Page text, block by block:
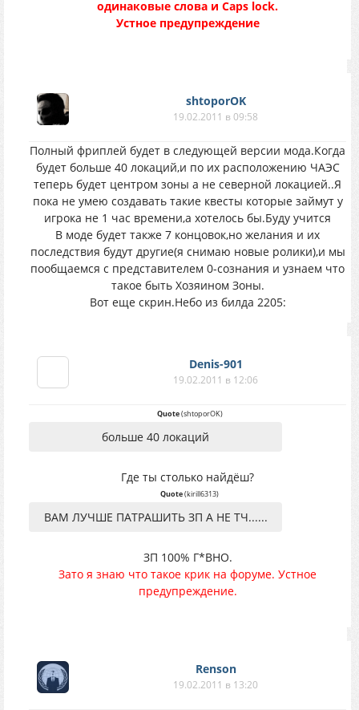
одинаковые слова и Caps lock.
Устное предупреждение
shtoporOK
19.02.2011 в 09:58
Полный фриплей будет в следующей версии мода.Когда
будет больше 40 локаций,и по их расположению ЧАЭС
теперь будет центром зоны а не северной локацией..Я
пока не умею создавать такие квесты которые займут у
игрока не 1 час времени,а хотелось бы.Буду учится
В моде будет также 7 концовок,но желания и их
последствия будут другие(я снимаю новые ролики),и мы
пообщаемся с представителем 0-сознания и узнаем что
такое быть Хозяином Зоны.
Вот еще скрин.Небо из билда 2205:
Denis-901
19.02.2011 в 12:06
Quote(shtoporOK)
больше 40 локаций
Где ты столько найдёш?
Quote(kirill6313)
ВАМ ЛУЧШЕ ПАТРАШИТЬ ЗП А НЕ ТЧ......
ЗП 100% Г*ВНО.
Зато я знаю что такое крик на форуме. Устное
предупреждение.
Renson
19.02.2011 в 13:20